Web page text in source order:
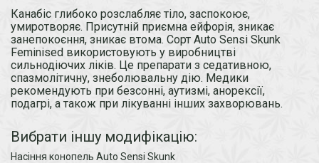
Канабіс глибоко розслабляє тіло, заспокоює,
умиротворяє. Присутній приємна ейфорія, зникає
занепокоєння, зникає втома. Сорт Auto Sensi Skunk
Feminised використовують у виробництві
сильнодіючих ліків. Це препарати з седативною,
спазмолітичну, знеболювальну дію. Медики
рекомендують при безсонні, аутизмі, анорексії,
подагрі, а також при лікуванні інших захворювань.
Вибрати іншу модифікацію:
Насіння конопель Auto Sensi Skunk